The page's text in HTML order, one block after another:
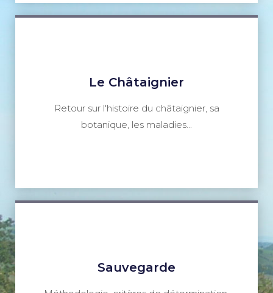
Le Châtaignier
Retour sur l'histoire du châtaignier, sa
botanique, les maladies...
Sauvegarde